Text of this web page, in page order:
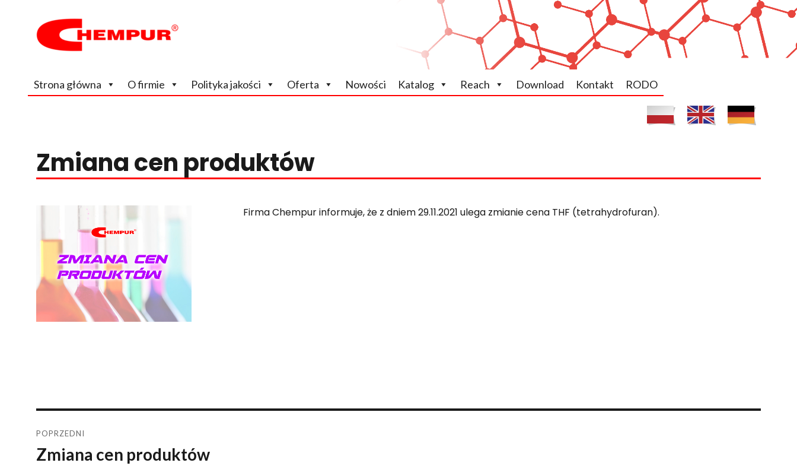
Strona główna O firmie Polityka jakości Oferta Nowości Katalog Reach Download Kontakt RODO
Zmiana cen produktów
Firma Chempur informuje, że z dniem 29.11.2021 ulega zmianie cena THF (tetrahydrofuran).
Nawigacja
POPRZEDNI
Poprzedni
Zmiana cen produktów